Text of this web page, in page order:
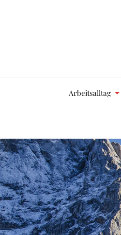
Arbeitsalltag